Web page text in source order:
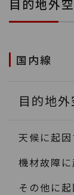
目的地外
国内線
目的地
天候に起
機材故障
その他に